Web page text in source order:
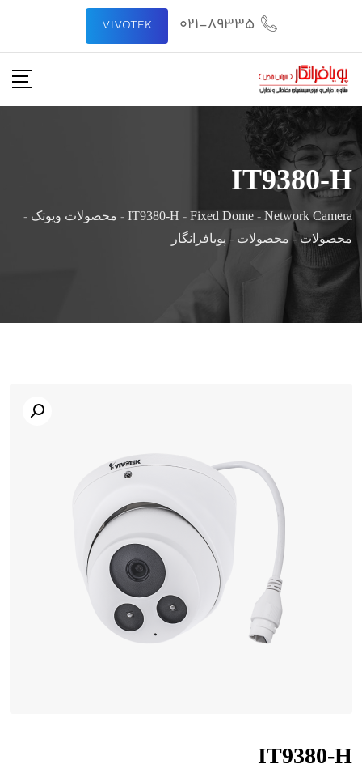
محتوا
021-89335
VIVOTEK
IT9380-H
IT9380-H - Fixed Dome - Network Camera
- محصولات ویوتک -
محصولات - محصولات - پویافرانگار
IT9380-H